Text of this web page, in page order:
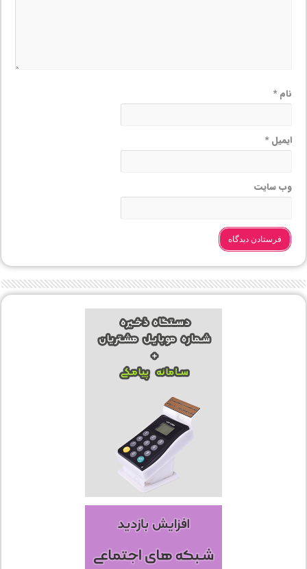
نام*
ایمیل*
وب‌ سایت